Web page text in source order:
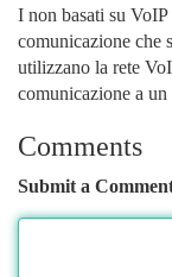
I non basati su
comunicazione che
utilizzano la rete
comunicazione a un
Comments
Submit a